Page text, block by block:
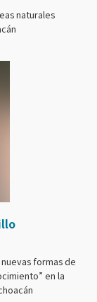
naturales
formas de
en la